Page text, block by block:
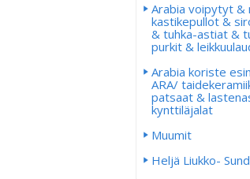
Arabia voipytyt &
kastikepullot &
& tuhka-astiat &
purkit &
Arabia koriste
ARA/
patsaat &
kynttiläjalat
Muumit
Heljä Liukko-